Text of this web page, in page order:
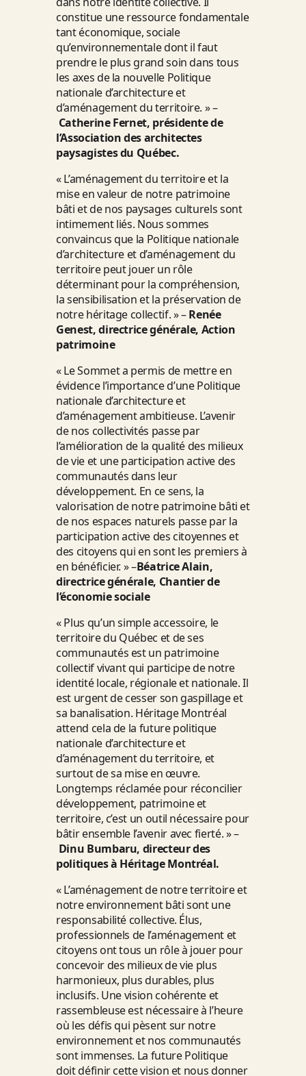
constitue une ressource fondamentale
tant économique, sociale
qu’environnementale dont il faut
prendre le plus grand soin dans tous
les axes de la nouvelle Politique
nationale d’architecture et
d’aménagement du territoire. » –
Catherine Fernet, présidente de
l’Association des architectes
paysagistes du Québec.
« L’aménagement du territoire et la
mise en valeur de notre patrimoine
bâti et de nos paysages culturels sont
intimement liés. Nous sommes
convaincus que la Politique nationale
d’architecture et d’aménagement du
territoire peut jouer un rôle
déterminant pour la compréhension,
la sensibilisation et la préservation de
notre héritage collectif. » –Renée
Genest, directrice générale, Action
patrimoine
« Le Sommet a permis de mettre en
évidence l’importance d’une Politique
nationale d’architecture et
d’aménagement ambitieuse. L’avenir
de nos collectivités passe par
l’amélioration de la qualité des milieux
de vie et une participation active des
communautés dans leur
développement. En ce sens, la
valorisation de notre patrimoine bâti et
de nos espaces naturels passe par la
participation active des citoyennes et
des citoyens qui en sont les premiers à
en bénéficier. » –Béatrice Alain,
directrice générale, Chantier de
l’économie sociale
« Plus qu’un simple accessoire, le
territoire du Québec et de ses
communautés est un patrimoine
collectif vivant qui participe de notre
identité locale, régionale et nationale. Il
est urgent de cesser son gaspillage et
sa banalisation. Héritage Montréal
attend cela de la future politique
nationale d’architecture et
d’aménagement du territoire, et
surtout de sa mise en œuvre.
Longtemps réclamée pour réconcilier
développement, patrimoine et
territoire, c’est un outil nécessaire pour
bâtir ensemble l’avenir avec fierté. » –
Dinu Bumbaru, directeur des
politiques à Héritage Montréal.
« L’aménagement de notre territoire et
notre environnement bâti sont une
responsabilité collective. Élus,
professionnels de l’aménagement et
citoyens ont tous un rôle à jouer pour
concevoir des milieux de vie plus
harmonieux, plus durables, plus
inclusifs. Une vision cohérente et
rassembleuse est nécessaire à l’heure
où les défis qui pèsent sur notre
environnement et nos communautés
sont immenses. La future Politique
doit définir cette vision et nous donner